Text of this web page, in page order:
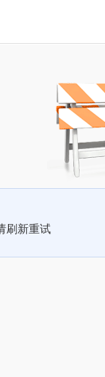
刷新重试